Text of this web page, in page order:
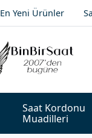
En Yeni Ürünler
Saat Kordonu
Muadilleri